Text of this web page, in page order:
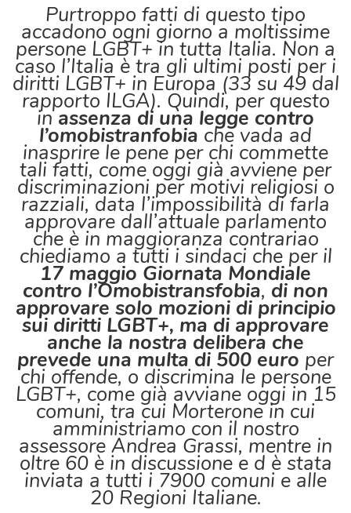
Purtroppo fatti di questo tipo
accadono ogni giorno a moltissime
persone LGBT+ in tutta Italia. Non a
caso l’Italia è tra gli ultimi posti per i
diritti LGBT+ in Europa (33 su 49 dal
rapporto ILGA). Quindi, per questo
inassenza di una legge contro
l’omobistranfobia che vada ad
inasprire le pene per chi commette
tali fatti, come oggi già avviene per
discriminazioni per motivi religiosi o
razziali, data l’impossibilità di farla
approvare dall’attuale parlamento
che è in maggioranza contrariao
chiediamo a tutti i sindaci che per il
17 maggio Giornata Mondiale
contro l’Omobistransfobia, di non
approvare solo mozioni di principio
sui diritti LGBT+, ma di approvare
anche la nostra delibera che
prevede una multa di 500 euro per
chi offende, o discrimina le persone
LGBT+, come già avviane oggi in 15
comuni, tra cui Morterone in cui
amministriamo con il nostro
assessore Andrea Grassi, mentre in
oltre 60 è in discussione e d è stata
inviata a tutti i 7900 comuni e alle
20 Regioni Italiane.